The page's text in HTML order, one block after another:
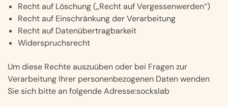
Recht auf Löschung („Recht auf Vergessenwerden“)
Recht auf Einschränkung der Verarbeitung
Recht auf Datenübertragbarkeit
Widerspruchsrecht
Um diese Rechte auszuüben oder bei Fragen zur
Verarbeitung Ihrer personenbezogenen Daten wenden
Sie sich bitte an folgende Adresse:sockslab